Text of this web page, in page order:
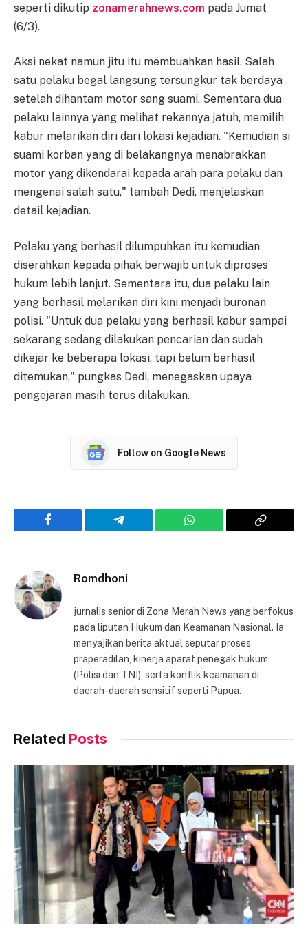
seperti dikutip zonamerahnews.com pada Jumat
(6/3).
Aksi nekat namun jitu itu membuahkan hasil. Salah
satu pelaku begal langsung tersungkur tak berdaya
setelah dihantam motor sang suami. Sementara dua
pelaku lainnya yang melihat rekannya jatuh, memilih
kabur melarikan diri dari lokasi kejadian. "Kemudian si
suami korban yang di belakangnya menabrakkan
motor yang dikendarai kepada arah para pelaku dan
mengenai salah satu," tambah Dedi, menjelaskan
detail kejadian.
Pelaku yang berhasil dilumpuhkan itu kemudian
diserahkan kepada pihak berwajib untuk diproses
hukum lebih lanjut. Sementara itu, dua pelaku lain
yang berhasil melarikan diri kini menjadi buronan
polisi. "Untuk dua pelaku yang berhasil kabur sampai
sekarang sedang dilakukan pencarian dan sudah
dikejar ke beberapa lokasi, tapi belum berhasil
ditemukan," pungkas Dedi, menegaskan upaya
pengejaran masih terus dilakukan.
Follow on Google News
Facebook Telegram WhatsApp
Copy
Romdhoni
jurnalis senior di Zona Merah News yang berfokus
pada liputan Hukum dan Keamanan Nasional. Ia
menyajikan berita aktual seputar proses
praperadilan, kinerja aparat penegak hukum
(Polisi dan TNI), serta konflik keamanan di
daerah-daerah sensitif seperti Papua.
Related Posts